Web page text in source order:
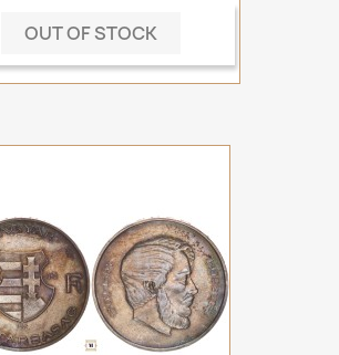
OUT OF STOCK